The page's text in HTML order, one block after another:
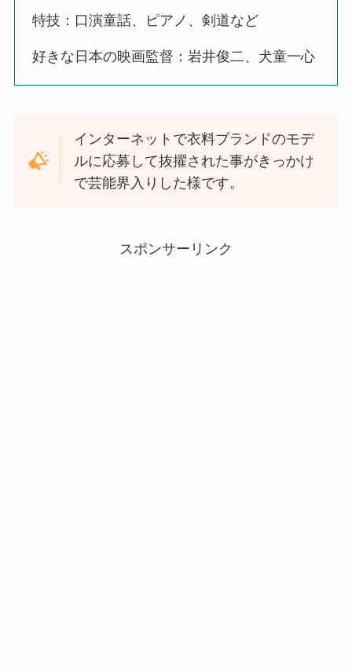
特技：口演童話、ピアノ、剣道など
好きな日本の映画監督：岩井俊二、犬童一心
インターネットで衣料ブランドのモデ
ルに応募して抜擢された事がきっかけ
で芸能界入りした様です。
スポンサーリンク